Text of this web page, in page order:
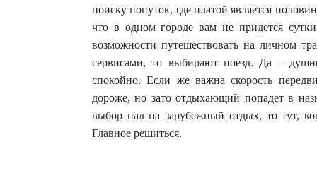
поиску попуток, где платой является
что в одном городе вам не придется
возможности путешествовать на личном
сервисами, то выбирают поезд. Да –
спокойно. Если же важна скорость
дороже, но зато отдыхающий попадет в
выбор пал на зарубежный отдых, то тут,
Главное решиться.